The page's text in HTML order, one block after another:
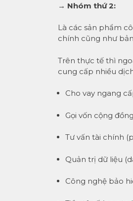
→ Nhóm thứ 2:
Là các sản phẩm
chính cũng như
Trên thực tế thì
cung cấp nhiều
Cho vay ngang
Gọi vốn cộng
Tư vấn tài chính
Quản trị dữ liệu
Công nghệ bảo